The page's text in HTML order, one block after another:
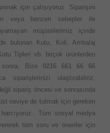
için çalışıyoruz. Siparişini
veya benzeri sebepler ile
müşterilerimiz içinde
bulunan Kutu, Koli, Ambalaj
Tipleri vb. birçok ürünlerden
sonra, Bize 0216 661 66 66
siparişlerinizi ulaştırabiliriz.
sipariş öncesi ve sonrasında
seviye de tutmak için gereken
Tüm sosyal medya
tüm soru ve öneriler için